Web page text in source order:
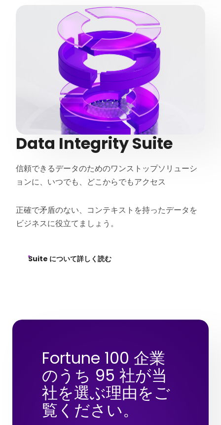
Data Integrity Suite
信頼できるデータのためのワンストップソリューシ
ョンに、いつでも、どこからでもアクセス
正確で矛盾のない、コンテキストを持ったデータを
ビジネスに役立てましょう。
Suite について詳しく読む
Fortune 100 企業
のうち 95 社が当
社を選ぶ理由をご
覧ください。